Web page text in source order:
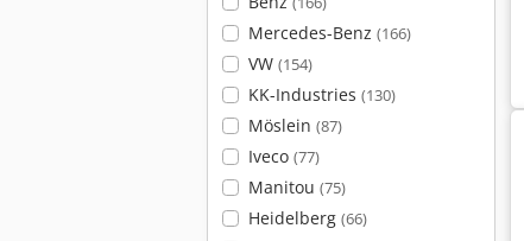
Mercedes-Benz (166)
VW (154)
KK-Industries (130)
Möslein (87)
Iveco (77)
Manitou (75)
Heidelberg (66)